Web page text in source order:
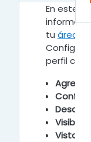
En este
tu área
perfil
Vista